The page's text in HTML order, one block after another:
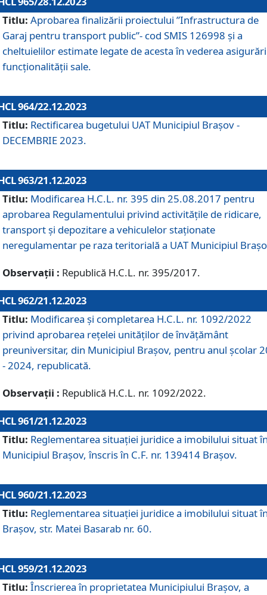
Titlu: Aprobarea finalizării proiectului ”Infrastructura de
Garaj pentru transport public”- cod SMIS 126998 și a
cheltuielilor estimate legate de acesta în vederea
funcționalității sale.
964/22.12.2023
Titlu: Rectificarea bugetului UAT Municipiul Braşov -
DECEMBRIE 2023.
963/21.12.2023
Titlu: Modificarea H.C.L. nr. 395 din 25.08.2017 pentru
aprobarea Regulamentului privind activitățile de ridicare,
transport şi depozitare a vehiculelor staționate
neregulamentar pe raza teritorială a UAT Municipiul
Observații : Republică H.C.L. nr. 395/2017.
962/21.12.2023
Titlu: Modificarea și completarea H.C.L. nr. 1092/2022
privind aprobarea rețelei unităților de învăţământ
preuniversitar, din Municipiul Braşov, pentru anul școlar
- 2024, republicată.
Observații : Republică H.C.L. nr. 1092/2022.
961/21.12.2023
Titlu: Reglementarea situației juridice a imobilului situat
Municipiul Brașov, înscris în C.F. nr. 139414 Brașov.
960/21.12.2023
Titlu: Reglementarea situației juridice a imobilului situat
Brașov, str. Matei Basarab nr. 60.
959/21.12.2023
Titlu: Înscrierea în proprietatea Municipiului Brașov, a